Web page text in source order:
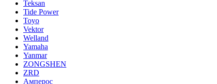
Teksan
Tide Power
Toyo
Vektor
Welland
Yamaha
Yanmar
ZONGSHEN
ZRD
Амперос